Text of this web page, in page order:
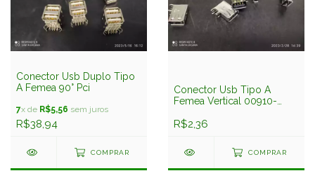
Conector Usb Duplo Tipo
A Femea 90° Pci
7x de R$5,56 sem juros
R$38,94
COMPRAR
Conector Usb Tipo A
Femea Vertical 00910-
R$2,36
COMPRAR